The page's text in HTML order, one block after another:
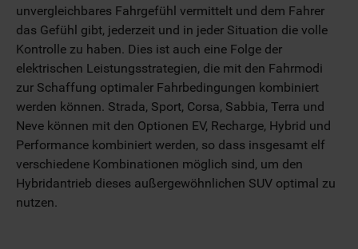
unvergleichbares Fahrgefühl vermittelt und dem Fahrer
das Gefühl gibt, jederzeit und in jeder Situation die volle
Kontrolle zu haben. Dies ist auch eine Folge der
elektrischen Leistungsstrategien, die mit den Fahrmodi
zur Schaffung optimaler Fahrbedingungen kombiniert
werden können. Strada, Sport, Corsa, Sabbia, Terra und
Neve können mit den Optionen EV, Recharge, Hybrid und
Performance kombiniert werden, so dass insgesamt elf
verschiedene Kombinationen möglich sind, um den
Hybridantrieb dieses außergewöhnlichen SUV optimal zu
nutzen.